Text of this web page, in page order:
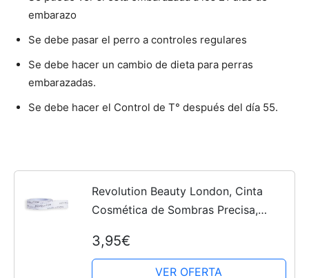
embarazo
Se debe pasar el perro a controles regulares
Se debe hacer un cambio de dieta para perras
embarazadas.
Se debe hacer el Control de T° después del día 55.
Revolution Beauty London, Cinta
Cosmética de Sombras Precisa,
3,95€
VER OFERTA